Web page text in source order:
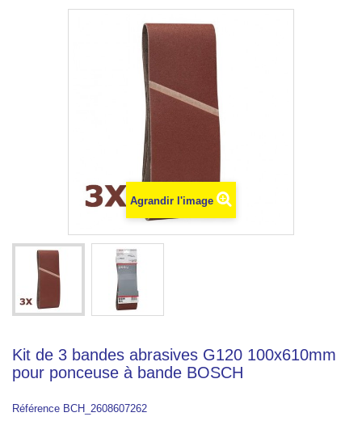
Agrandir l'image
Kit de 3 bandes abrasives G120 100x610mm
pour ponceuse à bande BOSCH
Référence BCH_2608607262